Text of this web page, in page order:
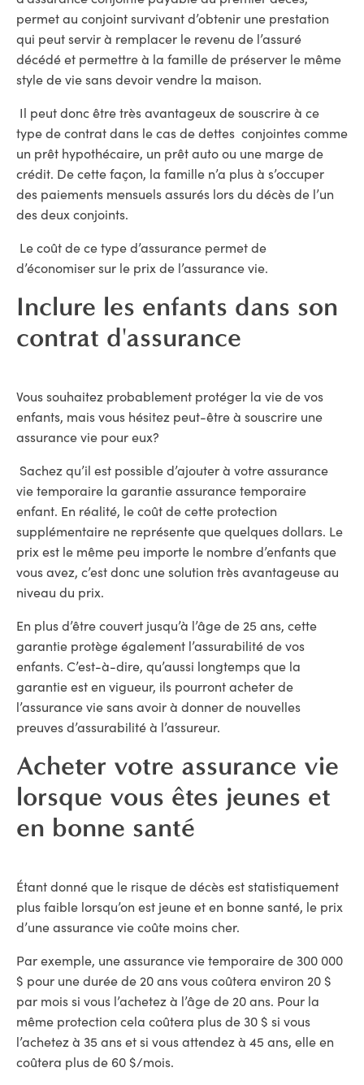
permet au conjoint survivant d’obtenir une prestation
qui peut servir à remplacer le revenu de l’assuré
décédé et permettre à la famille de préserver le même
style de vie sans devoir vendre la maison.
Il peut donc être très avantageux de souscrire à ce
type de contrat dans le cas de dettes conjointes comme
un prêt hypothécaire, un prêt auto ou une marge de
crédit. De cette façon, la famille n’a plus à s’occuper
des paiements mensuels assurés lors du décès de l’un
des deux conjoints.
Le coût de ce type d’assurance permet de
d’économiser sur le prix de l’assurance vie.
Inclure les enfants dans son
contrat d'assurance
Vous souhaitez probablement protéger la vie de vos
enfants, mais vous hésitez peut-être à souscrire une
assurance vie pour eux?
Sachez qu’il est possible d’ajouter à votre assurance
vie temporaire la garantie assurance temporaire
enfant. En réalité, le coût de cette protection
supplémentaire ne représente que quelques dollars. Le
prix est le même peu importe le nombre d’enfants que
vous avez, c’est donc une solution très avantageuse au
niveau du prix.
En plus d’être couvert jusqu’à l’âge de 25 ans, cette
garantie protège également l’assurabilité de vos
enfants. C’est-à-dire, qu’aussi longtemps que la
garantie est en vigueur, ils pourront acheter de
l’assurance vie sans avoir à donner de nouvelles
preuves d’assurabilité à l’assureur.
Acheter votre assurance vie
lorsque vous êtes jeunes et
en bonne santé
Étant donné que le risque de décès est statistiquement
plus faible lorsqu’on est jeune et en bonne santé, le prix
d’une assurance vie coûte moins cher.
Par exemple, une assurance vie temporaire de 300 000
$ pour une durée de 20 ans vous coûtera environ 20 $
par mois si vous l’achetez à l’âge de 20 ans. Pour la
même protection cela coûtera plus de 30 $ si vous
l’achetez à 35 ans et si vous attendez à 45 ans, elle en
coûtera plus de 60 $/mois.